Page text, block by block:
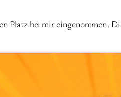
Platz bei mir eingenommen.